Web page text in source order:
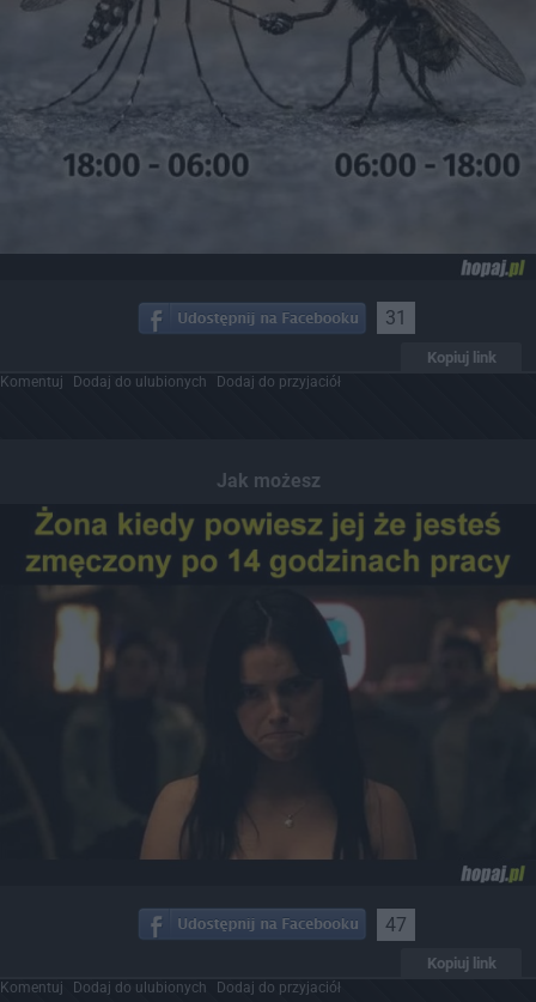
31
Kopiuj link
Komentuj Dodaj do ulubionych Dodaj do przyjaciół
Jak możesz
47
Kopiuj link
Komentuj Dodaj do ulubionych Dodaj do przyjaciół